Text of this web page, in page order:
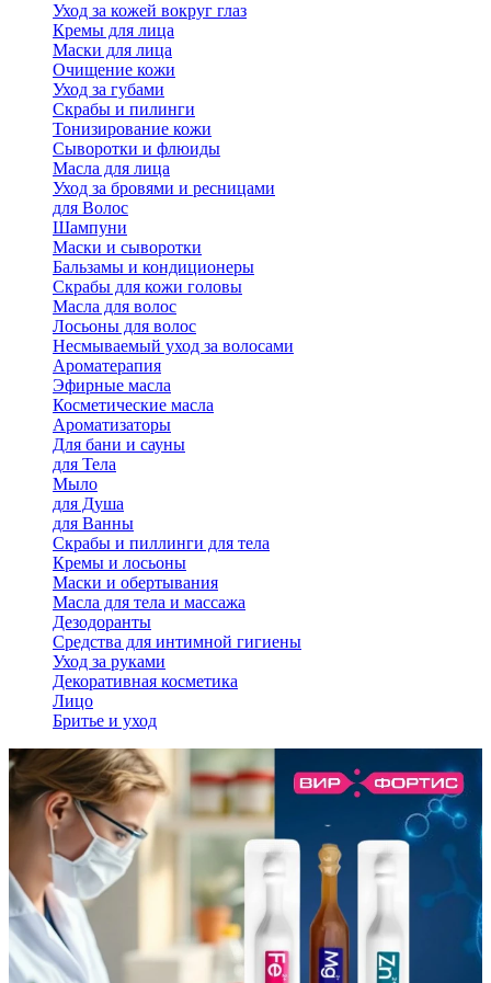
Уход за кожей вокруг глаз
Кремы для лица
Маски для лица
Очищение кожи
Уход за губами
Скрабы и пилинги
Тонизирование кожи
Сыворотки и флюиды
Масла для лица
Уход за бровями и ресницами
для Волос
Шампуни
Маски и сыворотки
Бальзамы и кондиционеры
Скрабы для кожи головы
Масла для волос
Лосьоны для волос
Несмываемый уход за волосами
Ароматерапия
Эфирные масла
Косметические масла
Ароматизаторы
Для бани и сауны
для Тела
Мыло
для Душа
для Ванны
Скрабы и пиллинги для тела
Кремы и лосьоны
Маски и обертывания
Масла для тела и массажа
Дезодоранты
Средства для интимной гигиены
Уход за руками
Декоративная косметика
Лицо
Бритье и уход